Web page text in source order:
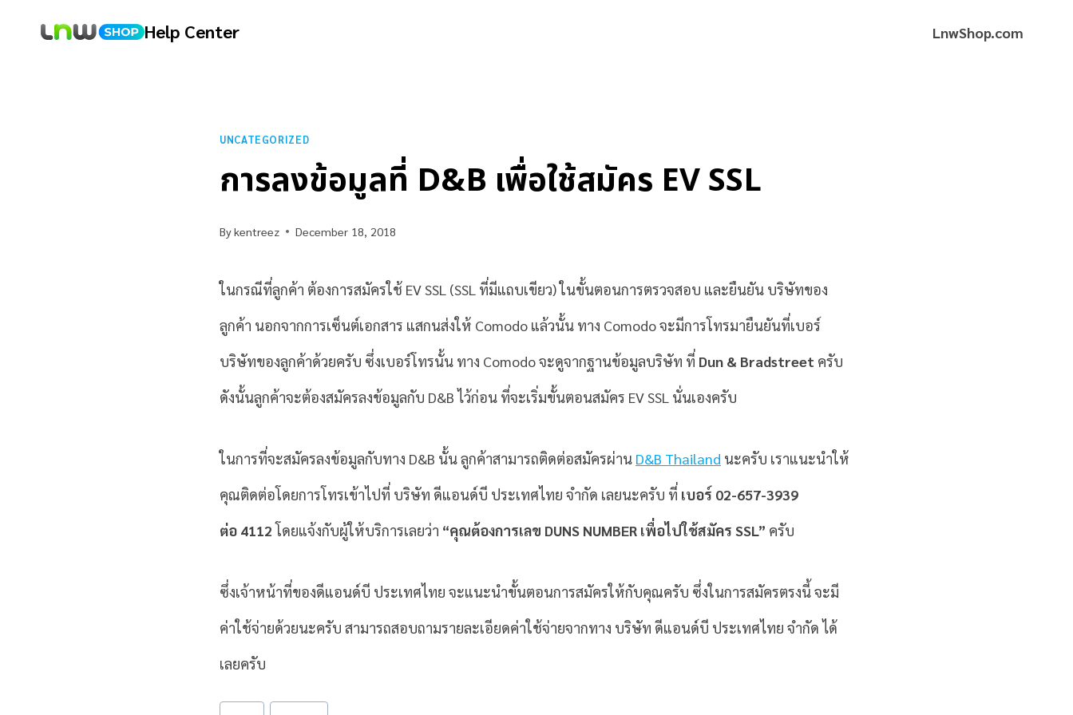
Help Center LnwShop.com
UNCATEGORIZED
การลงข้อมูลที่ D&B เพื่อใช้สมัคร EV SSL
Bykentreez December 18, 2018
ในกรณีที่ลูกค้า ต้องการสมัครใช้ EV SSL (SSL ที่มีแถบเขียว) ในขั้นตอนการตรวจสอบ และยืนยัน บริษัทของ
ลูกค้า นอกจากการเซ็นต์เอกสาร แสกนส่งให้ Comodo แล้วนั้น ทาง Comodo จะมีการโทรมายืนยันที่เบอร์
บริษัทของลูกค้าด้วยครับ ซึ่งเบอร์โทรนั้น ทาง Comodo จะดูจากฐานข้อมูลบริษัท ที่ Dun & Bradstreet ครับ
ดังนั้นลูกค้าจะต้องสมัครลงข้อมูลกับ D&B ไว้ก่อน ที่จะเริ่มขั้นตอนสมัคร EV SSL นั่นเองครับ
ในการที่จะสมัครลงข้อมูลกับทาง D&B นั้น ลูกค้าสามารถติดต่อสมัครผ่าน D&B Thailand นะครับ เราแนะนำให้
คุณติดต่อโดยการโทรเข้าไปที่ บริษัท ดีแอนด์บี ประเทศไทย จำกัด เลยนะครับ ที่ เบอร์ 02-657-3939
ต่อ 4112 โดยแจ้งกับผู้ให้บริการเลยว่า “คุณต้องการเลข DUNS NUMBER เพื่อไปใช้สมัคร SSL” ครับ
ซึ่งเจ้าหน้าที่ของดีแอนด์บี ประเทศไทย จะแนะนำขั้นตอนการสมัครให้กับคุณครับ ซึ่งในการสมัครตรงนี้ จะมี
ค่าใช้จ่ายด้วยนะครับ สามารถสอบถามรายละเอียดค่าใช้จ่ายจากทาง บริษัท ดีแอนด์บี ประเทศไทย จำกัด ได้
เลยครับ